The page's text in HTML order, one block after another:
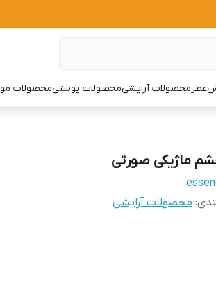
عطرمحصولات آرایشیمحصولات پوستیمحصولات مو
ماژیکی صورتی
: محصولات آرایشی